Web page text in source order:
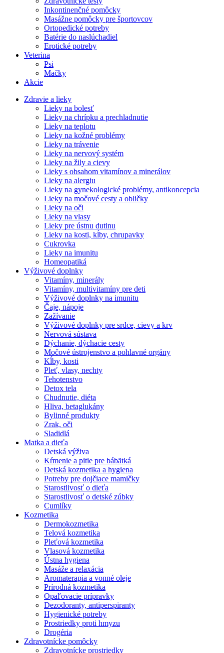
Inkontinenčné pomôcky
Masážne pomôcky pre športovcov
Ortopedické potreby
Batérie do naslúchadiel
Erotické potreby
Veterina
Psi
Mačky
Akcie
Zdravie a lieky
Lieky na bolesť
Lieky na chrípku a prechladnutie
Lieky na teplotu
Lieky na kožné problémy
Lieky na trávenie
Lieky na nervový systém
Lieky na žily a cievy
Lieky s obsahom vitamínov a minerálov
Lieky na alergiu
Lieky na gynekologické problémy, antikoncepcia
Lieky na močové cesty a obličky
Lieky na oči
Lieky na vlasy
Lieky pre ústnu dutinu
Lieky na kosti, kĺby, chrupavky
Cukrovka
Lieky na imunitu
Homeopatiká
Výživové doplnky
Vitamíny, minerály
Vitamíny, multivitamíny pre deti
Výživové doplnky na imunitu
Čaje, nápoje
Zažívanie
Výživové doplnky pre srdce, cievy a krv
Nervová sústava
Dýchanie, dýchacie cesty
Močové ústrojenstvo a pohlavné orgány
Kĺby, kosti
Pleť, vlasy, nechty
Tehotenstvo
Detox tela
Chudnutie, diéta
Hliva, betaglukány
Bylinné produkty
Zrak, oči
Sladidlá
Matka a dieťa
Detská výživa
Kŕmenie a pitie pre bábätká
Detská kozmetika a hygiena
Potreby pre dojčiace mamičky
Starostlivosť o dieťa
Starostlivosť o detské zúbky
Cumlíky
Kozmetika
Dermokozmetika
Telová kozmetika
Pleťová kozmetika
Vlasová kozmetika
Ústna hygiena
Masáže a relaxácia
Aromaterapia a vonné oleje
Prírodná kozmetika
Opaľovacie prípravky
Dezodoranty, antiperspiranty
Hygienické potreby
Prostriedky proti hmyzu
Drogéria
Zdravotnícke pomôcky
Zdravotnícke prostriedky